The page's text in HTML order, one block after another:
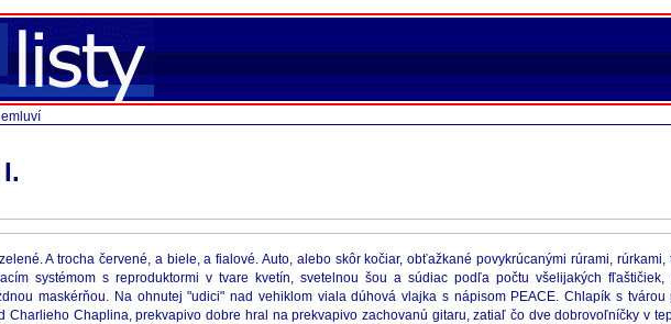
A trocha červené, a biele, a fialové. Auto, alebo skôr kočiar, obťažkané povykrúcanými rúrami,
systémom s reproduktormi v tvare kvetín, svetelnou šou a súdiac podľa počtu všelijakých fľaštičiek,
maskérňou. Na ohnutej "udici" nad vehiklom viala dúhová vlajka s nápisom PEACE. Chlapík s tvárou
Charlieho Chaplina, prekvapivo dobre hral na prekvapivo zachovanú gitaru, zatiaľ čo dve dobrovoľníčky v